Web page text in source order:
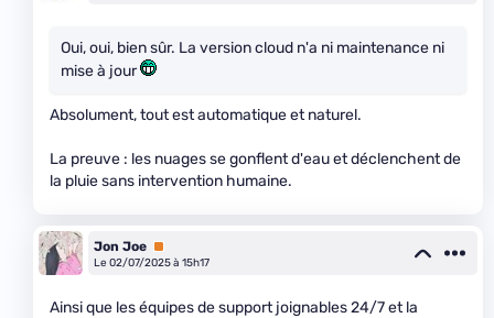
Oui, oui, bien sûr. La version cloud n'a ni maintenance ni
mise à jour
Absolument, tout est automatique et naturel.
La preuve : les nuages se gonflent d'eau et déclenchent de
la pluie sans intervention humaine.
Jon Joe Premium
Le 02/07/2025 à 15h17
Ainsi que les équipes de support joignables 24/7 et la